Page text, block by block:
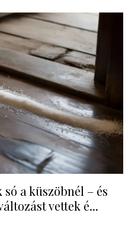
a küszöbnél – és
vettek é...